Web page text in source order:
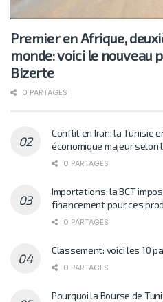
Premier en Afrique,
monde: voici le nouveau
Bizerte
0 PARTAGES
Conflit en Iran: la Tunisie
économique majeur selon
0 PARTAGES
Importations: la BCT
financement pour ces
0 PARTAGES
Classement: voici les 10
0 PARTAGES
Pourquoi la Bourse de